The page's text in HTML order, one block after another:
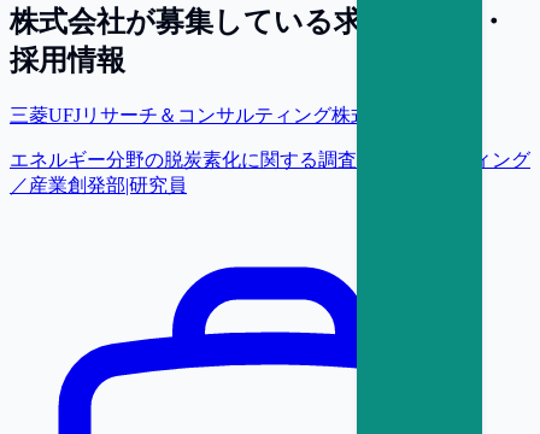
株式会社が募集している求人・転職・
採用情報
三菱UFJリサーチ＆コンサルティング株式会社
エネルギー分野の脱炭素化に関する調査・コンサルティング
／産業創発部|研究員